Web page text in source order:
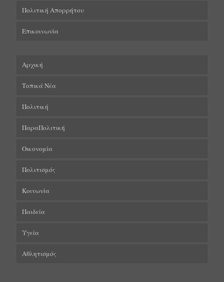
Πολιτική Απορρήτου
Επικοινωνία
Αρχική
Τοπικά Νέα
Πολιτική
ΠαραΠολιτική
Οικονομία
Πολιτισμός
Κοινωνία
Παιδεία
Υγεία
Αθλητισμός